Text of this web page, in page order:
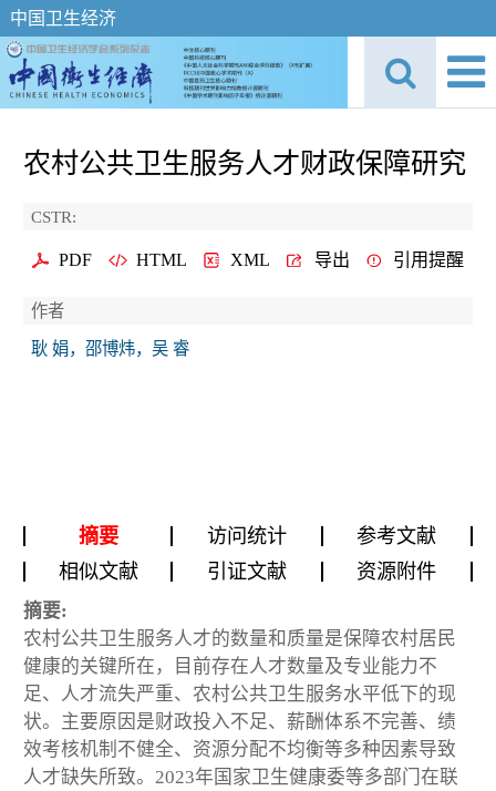
中国卫生经济
农村公共卫生服务人才财政保障研究
CSTR:
PDF HTML XML 导出 引用提醒
作者
耿 娟，邵博炜，吴 睿
摘要 访问统计
参考文献
相似文献
引证文献 资源附件
摘要:
农村公共卫生服务人才的数量和质量是保障农村居民
健康的关键所在，目前存在人才数量及专业能力不
足、人才流失严重、农村公共卫生服务水平低下的现
状。主要原因是财政投入不足、薪酬体系不完善、绩
效考核机制不健全、资源分配不均衡等多种因素导致
人才缺失所致。2023年国家卫生健康委等多部门在联